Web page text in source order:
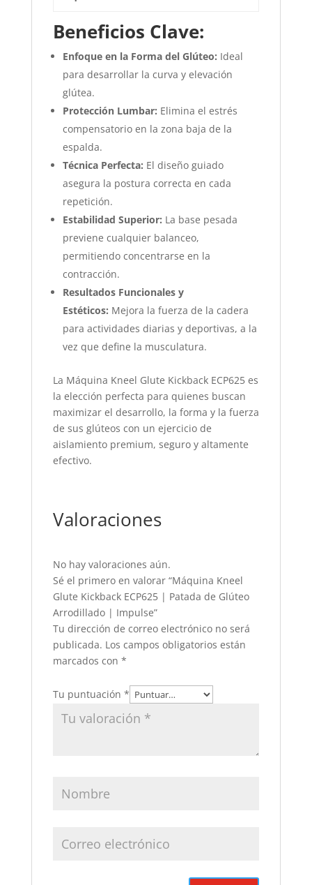
Beneficios Clave:
Enfoque en la Forma del Glúteo: Ideal
para desarrollar la curva y elevación
glútea.
Protección Lumbar: Elimina el estrés
compensatorio en la zona baja de la
espalda.
Técnica Perfecta: El diseño guiado
asegura la postura correcta en cada
repetición.
Estabilidad Superior: La base pesada
previene cualquier balanceo,
permitiendo concentrarse en la
contracción.
Resultados Funcionales y
Estéticos: Mejora la fuerza de la cadera
para actividades diarias y deportivas, a la
vez que define la musculatura.
La Máquina Kneel Glute Kickback ECP625 es
la elección perfecta para quienes buscan
maximizar el desarrollo, la forma y la fuerza
de sus glúteos con un ejercicio de
aislamiento premium, seguro y altamente
efectivo.
Valoraciones
No hay valoraciones aún.
Sé el primero en valorar “Máquina Kneel
Glute Kickback ECP625 | Patada de Glúteo
Arrodillado | Impulse”
Tu dirección de correo electrónico no será
publicada. Los campos obligatorios están
marcados con *
Tu puntuación *